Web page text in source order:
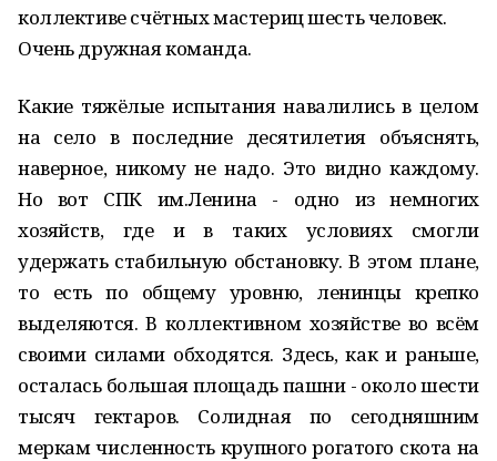
коллективе счётных мастериц шесть человек.
Очень дружная команда.
Какие тяжёлые испытания навалились в целом
на село в последние десятилетия объяснять,
наверное, никому не надо. Это видно каждому.
Но вот СПК им.Ленина - одно из немногих
хозяйств, где и в таких условиях смогли
удержать стабильную обстановку. В этом плане,
то есть по общему уровню, ленинцы крепко
выделяются. В коллективном хозяйстве во всём
своими силами обходятся. Здесь, как и раньше,
осталась большая площадь пашни - около шести
тысяч гектаров. Солидная по сегодняшним
меркам численность крупного рогатого скота на